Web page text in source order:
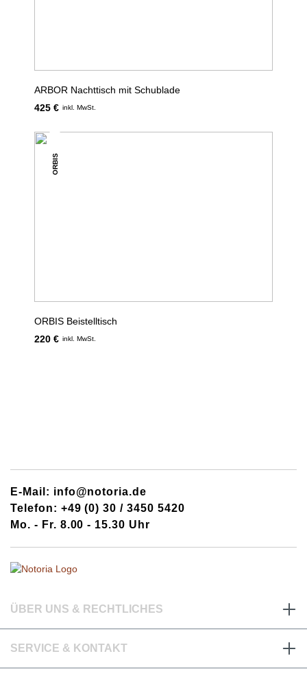
ARBOR Nachttisch mit Schublade
425 € inkl. MwSt.
ORBIS
ORBIS Beistelltisch
220 € inkl. MwSt.
E-Mail: info@notoria.de
Telefon: +49 (0) 30 / 3450 5420
Mo. - Fr. 8.00 - 15.30 Uhr
ÜBER UNS & RECHTLICHES
SERVICE & KONTAKT